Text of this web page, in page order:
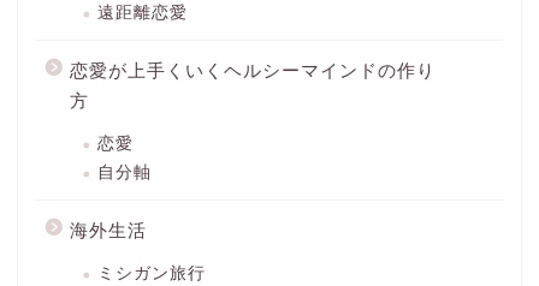
遠距離恋愛
恋愛が上手くいくヘルシーマインドの作り
方
恋愛
自分軸
海外生活
ミシガン旅行